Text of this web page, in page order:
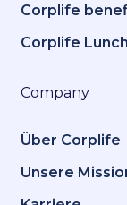
Corplife
Corplife Lunch
Company
Über Corplife
Unsere